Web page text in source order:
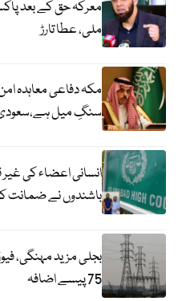
معرکہ حق کے بعد
ملی، عطا تارڑ
مکہ دفاعی معاہدہ
سنگِ میل ہے،سعودی
انسانی اعضاء کی
باشندوں نے ضمانت
بجلی مزید مہنگی،
75 پیسے اضافہ